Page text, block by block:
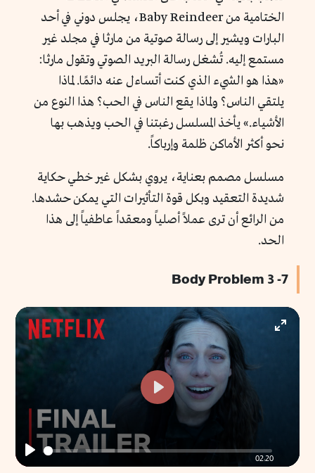
الختامية من Baby Reindeer، يجلس دوني في أحد
البارات ويشير إلى رسالة صوتية من مارثا في مجلد غير
مستمع إليه. تُشغل رسالة البريد الصوتي وتقول مارثا:
«هذا هو الشيء الذي كنت أتساءل عنه دائمًا. لماذا
يلتقي الناس؟ ولماذا يقع الناس في الحب؟ هذا النوع من
الأشياء.» يأخذ المسلسل رغبتنا في الحب ويذهب بها
نحو أكثر الأماكن ظلمة وإرباكاً.
مسلسل مصمم بعناية، يروي بشكل غير خطي حكاية
شديدة التعقيد وبكل قوة التأثيرات التي يمكن حشدها.
من الرائع أن ترى عملاً أصلياً ومعقداً عاطفياً إلى هذا
الحد.
7- 3 Body Problem
Play
02:20
Play